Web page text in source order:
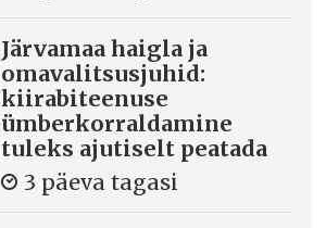
Järvamaa haigla ja
omavalitsusjuhid:
kiirabiteenuse
ümberkorraldamine
tuleks ajutiselt peatada
3 päeva tagasi